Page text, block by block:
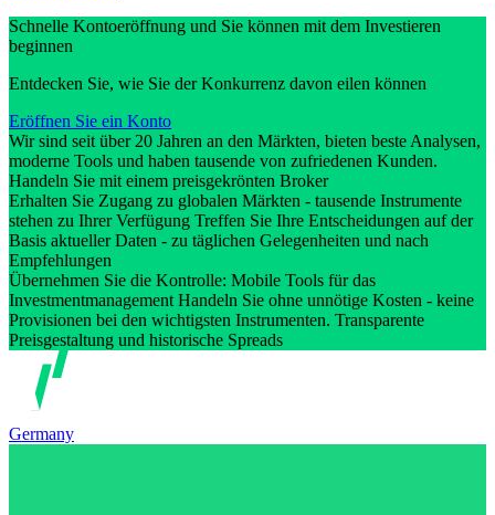
Schnelle Kontoeröffnung und Sie können mit dem Investieren
beginnen
Entdecken Sie, wie Sie der Konkurrenz davon eilen können
Eröffnen Sie ein Konto
Wir sind seit über 20 Jahren an den Märkten, bieten beste Analysen,
moderne Tools und haben tausende von zufriedenen Kunden.
Handeln Sie mit einem preisgekrönten Broker
Erhalten Sie Zugang zu globalen Märkten - tausende Instrumente
stehen zu Ihrer Verfügung Treffen Sie Ihre Entscheidungen auf der
Basis aktueller Daten - zu täglichen Gelegenheiten und nach
Empfehlungen
Übernehmen Sie die Kontrolle: Mobile Tools für das
Investmentmanagement Handeln Sie ohne unnötige Kosten - keine
Provisionen bei den wichtigsten Instrumenten. Transparente
Preisgestaltung und historische Spreads
Germany